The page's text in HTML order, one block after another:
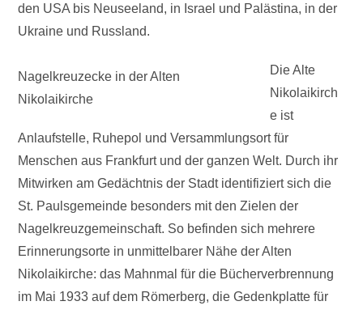
den USA bis Neuseeland, in Israel und Palästina, in der
Ukraine und Russland.
Nagelkreuzecke in der Alten
Nikolaikirche
Die Alte
Nikolaikirch
e ist
Anlaufstelle, Ruhepol und Versammlungsort für
Menschen aus Frankfurt und der ganzen Welt. Durch ihr
Mitwirken am Gedächtnis der Stadt identifiziert sich die
St. Paulsgemeinde besonders mit den Zielen der
Nagelkreuzgemeinschaft. So befinden sich mehrere
Erinnerungsorte in unmittelbarer Nähe der Alten
Nikolaikirche: das Mahnmal für die Bücherverbrennung
im Mai 1933 auf dem Römerberg, die Gedenkplatte für